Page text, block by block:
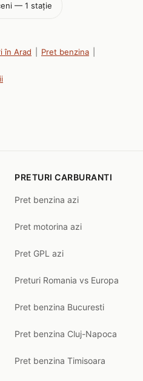
— 1 stație
în Arad Pret benzina
PRETURI CARBURANTI
Pret benzina azi
Pret motorina azi
Pret GPL azi
Preturi Romania vs Europa
Pret benzina Bucuresti
Pret benzina Cluj-Napoca
Pret benzina Timisoara